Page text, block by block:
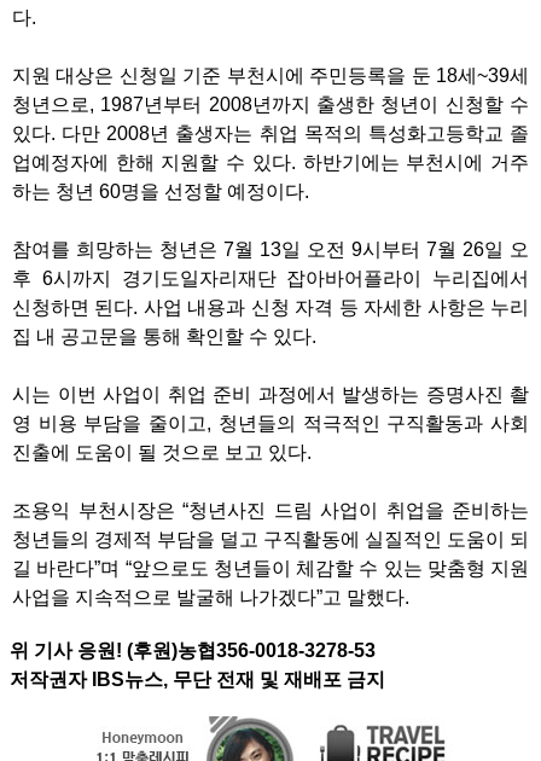
다.
지원 대상은 신청일 기준 부천시에 주민등록을 둔 18세~39세
청년으로, 1987년부터 2008년까지 출생한 청년이 신청할 수
있다. 다만 2008년 출생자는 취업 목적의 특성화고등학교 졸
업예정자에 한해 지원할 수 있다. 하반기에는 부천시에 거주
하는 청년 60명을 선정할 예정이다.
참여를 희망하는 청년은 7월 13일 오전 9시부터 7월 26일 오
후 6시까지 경기도일자리재단 잡아바어플라이 누리집에서
신청하면 된다. 사업 내용과 신청 자격 등 자세한 사항은 누리
집 내 공고문을 통해 확인할 수 있다.
시는 이번 사업이 취업 준비 과정에서 발생하는 증명사진 촬
영 비용 부담을 줄이고, 청년들의 적극적인 구직활동과 사회
진출에 도움이 될 것으로 보고 있다.
조용익 부천시장은 “청년사진 드림 사업이 취업을 준비하는
청년들의 경제적 부담을 덜고 구직활동에 실질적인 도움이 되
길 바란다”며 “앞으로도 청년들이 체감할 수 있는 맞춤형 지원
사업을 지속적으로 발굴해 나가겠다”고 말했다.
위 기사 응원! (후원)농협356-0018-3278-53
저작권자 IBS뉴스, 무단 전재 및 재배포 금지